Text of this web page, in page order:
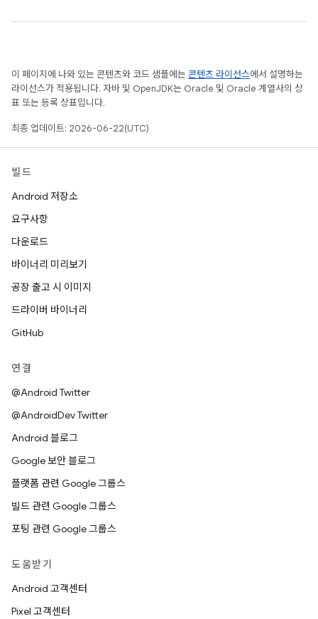
이 페이지에 나와 있는 콘텐츠와 코드 샘플에는 콘텐츠 라이선스에서 설명하는
라이선스가 적용됩니다. 자바 및 OpenJDK는 Oracle 및 Oracle 계열사의 상
표 또는 등록 상표입니다.
최종 업데이트: 2026-06-22(UTC)
빌드
Android 저장소
요구사항
다운로드
바이너리 미리보기
공장 출고 시 이미지
드라이버 바이너리
GitHub
연결
@Android Twitter
@AndroidDev Twitter
Android 블로그
Google 보안 블로그
플랫폼 관련 Google 그룹스
빌드 관련 Google 그룹스
포팅 관련 Google 그룹스
도움받기
Android 고객센터
Pixel 고객센터